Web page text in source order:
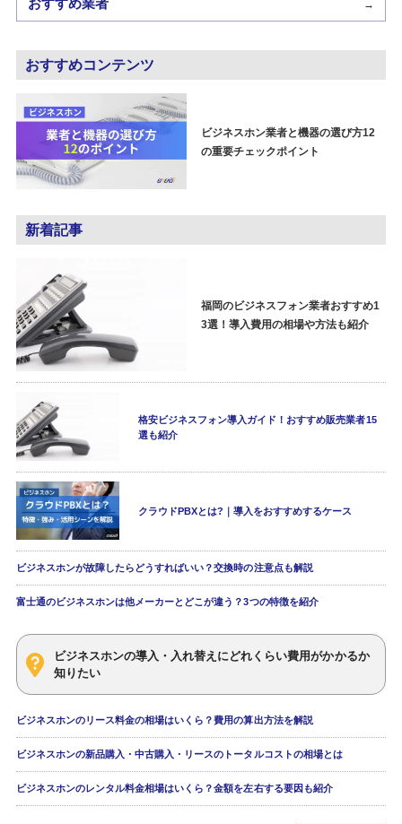
おすすめ業者 →
おすすめコンテンツ
ビジネスホン業者と機器の選び方12
の重要チェックポイント
新着記事
福岡のビジネスフォン業者おすすめ1
3選！導入費用の相場や方法も紹介
格安ビジネスフォン導入ガイド！おすすめ販売業者15
選も紹介
クラウドPBXとは?｜導入をおすすめするケース
ビジネスホンが故障したらどうすればいい？交換時の注意点も解説
富士通のビジネスホンは他メーカーとどこが違う？3つの特徴を紹介
ビジネスホンの導入・入れ替えにどれくらい費用がかかるか
知りたい
ビジネスホンのリース料金の相場はいくら？費用の算出方法を解説
ビジネスホンの新品購入・中古購入・リースのトータルコストの相場とは
ビジネスホンのレンタル料金相場はいくら？金額を左右する要因も紹介